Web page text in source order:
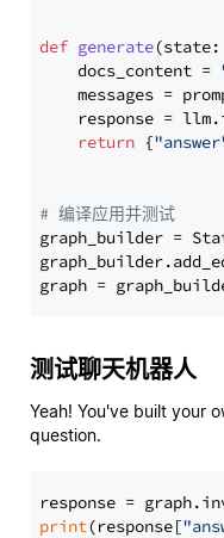
def generate(state:
    docs_content =
messages =
response =
return {
# 编译应用并测试
graph_builder =
graph =
测试聊天机器人
Yeah! You've built your
question.
response =
print(response[